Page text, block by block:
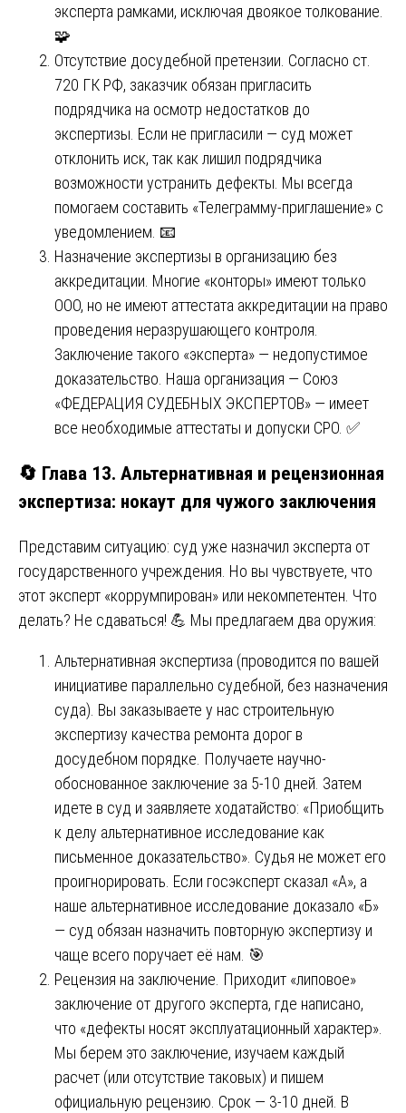
эксперта рамками, исключая двоякое толкование.
🧩
Отсутствие досудебной претензии. Согласно ст.
720 ГК РФ, заказчик обязан пригласить
подрядчика на осмотр недостатков до
экспертизы. Если не пригласили — суд может
отклонить иск, так как лишил подрядчика
возможности устранить дефекты. Мы всегда
помогаем составить «Телеграмму-приглашение» с
уведомлением. 📧
Назначение экспертизы в организацию без
аккредитации. Многие «конторы» имеют только
ООО, но не имеют аттестата аккредитации на право
проведения неразрушающего контроля.
Заключение такого «эксперта» — недопустимое
доказательство. Наша организация — Союз
«ФЕДЕРАЦИЯ СУДЕБНЫХ ЭКСПЕРТОВ» — имеет
все необходимые аттестаты и допуски СРО. ✅
🔄 Глава 13. Альтернативная и рецензионная
экспертиза: нокаут для чужого заключения
Представим ситуацию: суд уже назначил эксперта от
государственного учреждения. Но вы чувствуете, что
этот эксперт «коррумпирован» или некомпетентен. Что
делать? Не сдаваться! 💪 Мы предлагаем два оружия:
Альтернативная экспертиза (проводится по вашей
инициативе параллельно судебной, без назначения
суда). Вы заказываете у нас строительную
экспертизу качества ремонта дорог в
досудебном порядке. Получаете научно-
обоснованное заключение за 5-10 дней. Затем
идете в суд и заявляете ходатайство: «Приобщить
к делу альтернативное исследование как
письменное доказательство». Судья не может его
проигнорировать. Если госэксперт сказал «А», а
наше альтернативное исследование доказало «Б»
— суд обязан назначить повторную экспертизу и
чаще всего поручает её нам. 🎯
Рецензия на заключение. Приходит «липовое»
заключение от другого эксперта, где написано,
что «дефекты носят эксплуатационный характер».
Мы берем это заключение, изучаем каждый
расчет (или отсутствие таковых) и пишем
официальную рецензию. Срок — 3-10 дней. В